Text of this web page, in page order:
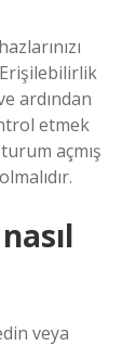
ardından
etmek
açmış
veya